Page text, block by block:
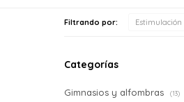
Filtrando por: Estimulación
Categorías
Gimnasios y alfombras (13)